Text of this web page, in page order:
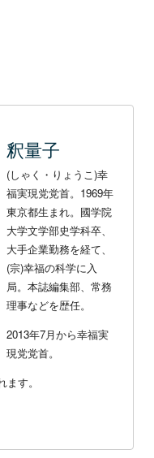
釈量子
(しゃく・りょうこ)幸
福実現党党首。1969年
東京都生まれ。國学院
大学文学部史学科卒、
大手企業勤務を経て、
(宗)幸福の科学に入
局。本誌編集部、常務
理事などを歴任。
2013年7月から幸福実
現党党首。
す。